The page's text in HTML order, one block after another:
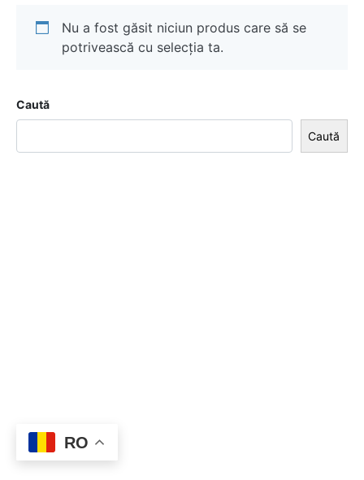
Nu a fost găsit niciun produs care să se
potrivească cu selecția ta.
Caută
Caută
RO